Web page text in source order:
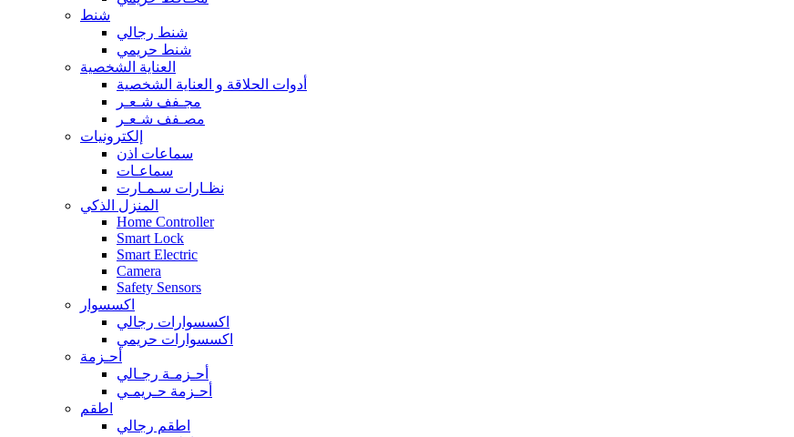
شنط
شنط رجالي
شنط حريمي
العناية الشخصية
أدوات الحلاقة و العناية الشخصية
مجـفف شـعـر
مصـفف شـعـر
إلكترونيات
سماعات اذن
سماعـات
نظـارات سـمـارت
المنزل الذكي
Home Controller
Smart Lock
Smart Electric
Camera
Safety Sensors
اكسسوار
اكسسوارات رجالي
اكسسوارات حريمي
أحـزمة
أحـزمـة رجـالي
أحـزمة حـريمـي
اطقم
اطقم رجالي